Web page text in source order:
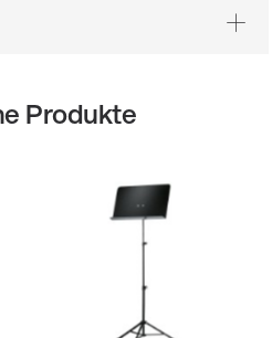
am
Produkte